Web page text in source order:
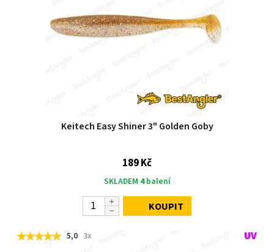
Keitech Easy Shiner 3" Golden Goby
189 Kč
SKLADEM 4balení
KOUPIT
5,0 3x